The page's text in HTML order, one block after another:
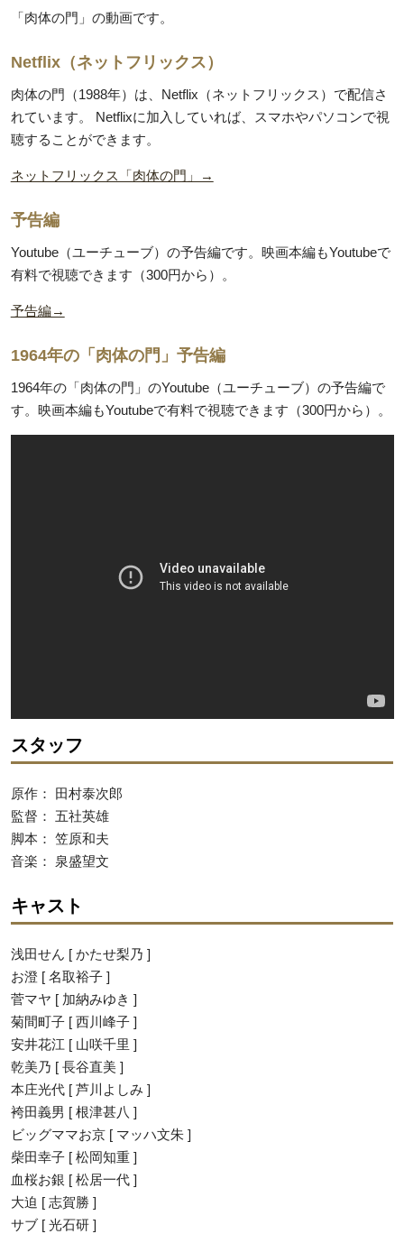
「肉体の門」の動画です。
Netflix（ネットフリックス）
肉体の門（1988年）は、Netflix（ネットフリックス）で配信さ
れています。 Netflixに加入していれば、スマホやパソコンで視
聴することができます。
ネットフリックス「肉体の門」→
予告編
Youtube（ユーチューブ）の予告編です。映画本編もYoutubeで
有料で視聴できます（300円から）。
予告編→
1964年の「肉体の門」予告編
1964年の「肉体の門」のYoutube（ユーチューブ）の予告編で
す。映画本編もYoutubeで有料で視聴できます（300円から）。
スタッフ
原作： 田村泰次郎
監督： 五社英雄
脚本： 笠原和夫
音楽： 泉盛望文
キャスト
浅田せん [ かたせ梨乃 ]
お澄 [ 名取裕子 ]
菅マヤ [ 加納みゆき ]
菊間町子 [ 西川峰子 ]
安井花江 [ 山咲千里 ]
乾美乃 [ 長谷直美 ]
本庄光代 [ 芦川よしみ ]
袴田義男 [ 根津甚八 ]
ビッグママお京 [ マッハ文朱 ]
柴田幸子 [ 松岡知重 ]
血桜お銀 [ 松居一代 ]
大迫 [ 志賀勝 ]
サブ [ 光石研 ]